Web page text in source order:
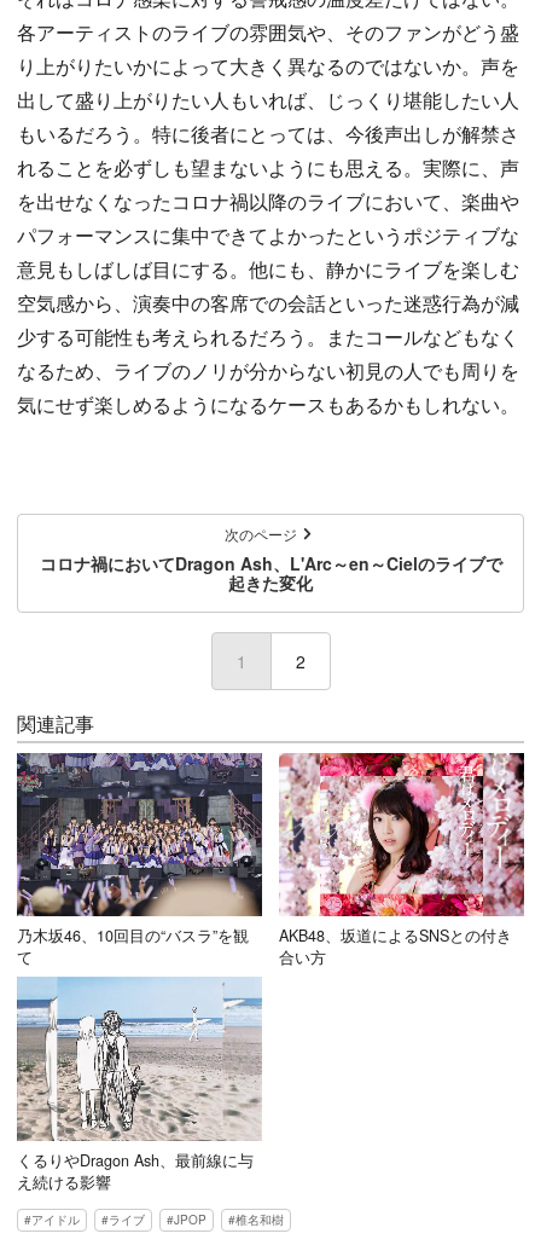
各アーティストのライブの雰囲気や、そのファンがどう盛
り上がりたいかによって大きく異なるのではないか。声を
出して盛り上がりたい人もいれば、じっくり堪能したい人
もいるだろう。特に後者にとっては、今後声出しが解禁さ
れることを必ずしも望まないようにも思える。実際に、声
を出せなくなったコロナ禍以降のライブにおいて、楽曲や
パフォーマンスに集中できてよかったというポジティブな
意見もしばしば目にする。他にも、静かにライブを楽しむ
空気感から、演奏中の客席での会話といった迷惑行為が減
少する可能性も考えられるだろう。またコールなどもなく
なるため、ライブのノリが分からない初見の人でも周りを
気にせず楽しめるようになるケースもあるかもしれない。
次のページ
コロナ禍においてDragon Ash、L'Arc～en～Cielのライブで
起きた変化
1 (current)
2
関連記事
乃木坂46、10回目の“バスラ”を観
て
AKB48、坂道によるSNSとの付き
合い方
くるりやDragon Ash、最前線に与
え続ける影響
アイドル ライブ JPOP 椎名和樹